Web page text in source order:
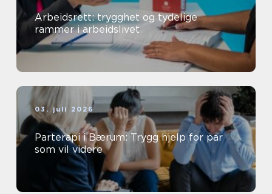
Arbeidsrett: trygghet og tydelige
rammer i arbeidslivet
03. juli 2026
Parterapi i Bærum: Trygg hjelp for par
som vil videre